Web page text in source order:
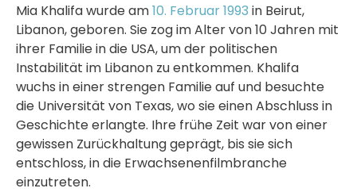
Mia Khalifa wurde am10. Februar 1993 in Beirut,
Libanon, geboren. Sie zog im Alter von 10 Jahren mit
ihrer Familie in die USA, um der politischen
Instabilität im Libanon zu entkommen. Khalifa
wuchs in einer strengen Familie auf und besuchte
die Universität von Texas, wo sie einen Abschluss in
Geschichte erlangte. Ihre frühe Zeit war von einer
gewissen Zurückhaltung geprägt, bis sie sich
entschloss, in die Erwachsenenfilmbranche
einzutreten.